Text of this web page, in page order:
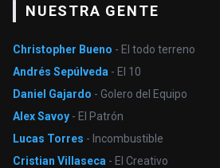
NUESTRA GENTE
Christopher Bueno - El todo terreno
Andrés Sepúlveda - El 10
Daniel Gajardo - Golero del Equipo
Alex Savoy - El Patrón
Lucas Torres - Incombustible
Cristian Villaseca - El Creativo